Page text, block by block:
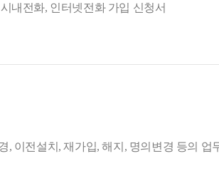
내전화, 인터넷전화 가입 신청서
, 이전설치, 재가입, 해지, 명의변경 등의 업